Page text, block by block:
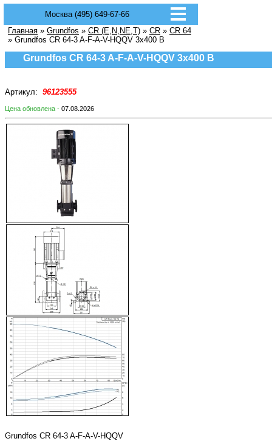
Москва (495) 649-67-66
Главная » Grundfos » CR (E,N,NE,T) » CR » CR 64
» Grundfos CR 64-3 A-F-A-V-HQQV 3х400 В
Grundfos CR 64-3 A-F-A-V-HQQV 3х400 В
Артикул: 96123555
Цена обновлена - 07.08.2026
Grundfos CR 64-3 A-F-A-V-HQQV